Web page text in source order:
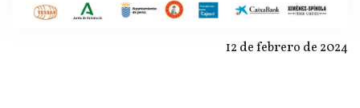
12 de febrero de 2024